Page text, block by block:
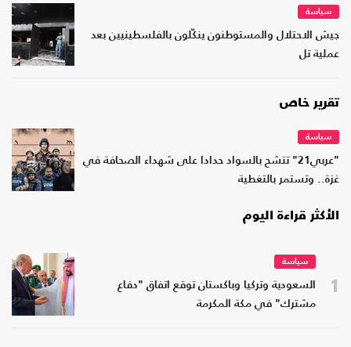
سياسة
جيش الاحتلال والمستوطنون ينكّلون بالفلسطينيين بعد
عملية تل
تقرير خاص
سياسة
"عربي21" تتشح بالسواد حدادا على شهداء الصحافة في
غزة.. وتستمر بالتغطية
الأكثر قراءة اليوم
1
سياسة
السعودية وتركيا وباكستان توقع اتفاق "دفاع
مشترك" في مكة المكرمة